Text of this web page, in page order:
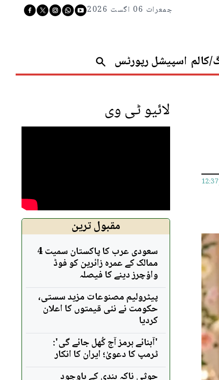
جمعرات 06 اگست 2026
کالم اسپیشل رپورٹس
لائیو ٹی وی
مقبول ترین
سعودی عرب کا پاکستان سمیت 4
ممالک کے عمرہ زائرین کو فوڈ
واؤچرز دینے کا فیصلہ
پیٹرولیم مصنوعات مزید سستی،
حکومت نے نئی قیمتوں کا اعلان
کردیا
'آبنائے ہرمز آج کُھل جائے گی':
ٹرمپ کا دعویٰ؛ ایران کا انکار